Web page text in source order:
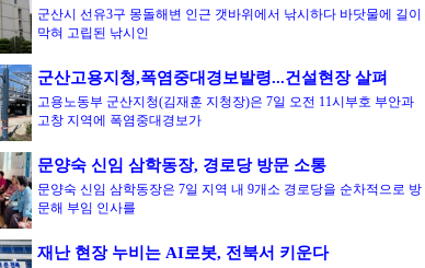
군산시 선유3구 몽돌해변 인근 갯바위에서 낚시하다 바닷물에 길이
막혀 고립된 낚시인
군산고용지청,폭염중대경보발령...건설현장 살펴
고용노동부 군산지청(김재훈 지청장)은 7일 오전 11시부호 부안과
고창 지역에 폭염중대경보가
문양숙 신임 삼학동장, 경로당 방문 소통
문양숙 신임 삼학동장은 7일 지역 내 9개소 경로당을 순차적으로 방
문해 부임 인사를
재난 현장 누비는 AI로봇, 전북서 키운다